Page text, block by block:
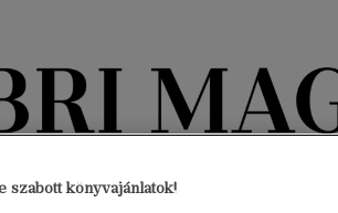
szabott könyvajánlatok!